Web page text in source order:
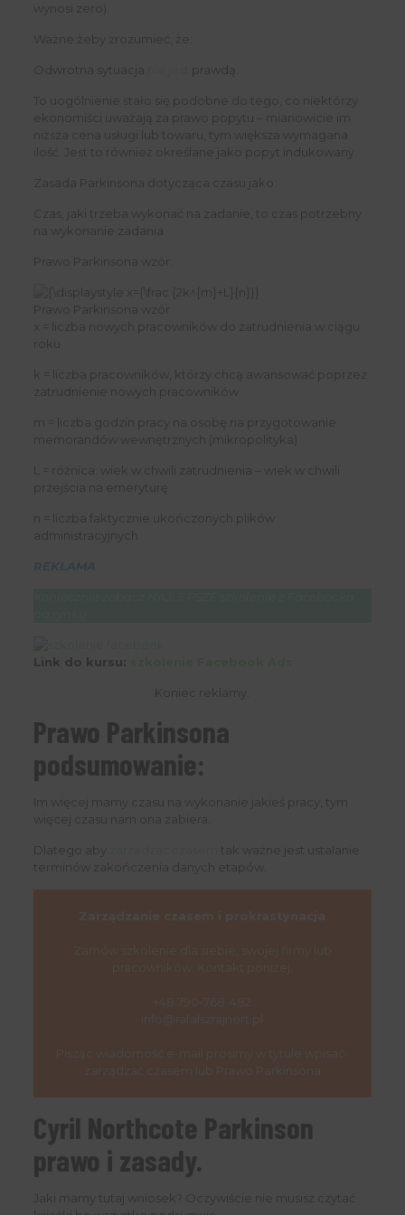
wynosi zero).
Ważne żeby zrozumieć, że:
Odwrotna sytuacja prawdą.
To uogólnienie stało się podobne do tego, co niektórzy
ekonomiści uważają za prawo popytu – mianowicie im
niższa cena usługi lub towaru, tym większa wymagana
ilość. Jest to również określane jako popyt indukowany.
Zasada Parkinsona dotycząca czasu jako:
Czas, jaki trzeba wykonać na zadanie, to czas potrzebny
na wykonanie zadania.
Prawo Parkinsona wzór:
Prawo Parkinsona wzór
x = liczba nowych pracowników do zatrudnienia w ciągu
roku
k = liczba pracowników, którzy chcą awansować poprzez
zatrudnienie nowych pracowników
m = liczba godzin pracy na osobę na przygotowanie
memorandów wewnętrznych (mikropolityka)
L = różnica: wiek w chwili zatrudnienia – wiek w chwili
przejścia na emeryturę
n = liczba faktycznie ukończonych plików
administracyjnych
REKLAMA
Link do kursu:
Koniec reklamy.
Prawo Parkinsona
podsumowanie:
Im więcej mamy czasu na wykonanie jakieś pracy, tym
więcej czasu nam ona zabiera.
Dlatego aby
tak ważne jest ustalanie
terminów zakończenia danych etapów.
Cyril Northcote Parkinson
prawo i zasady.
Jaki mamy tutaj wniosek? Oczywiście nie musisz czytać